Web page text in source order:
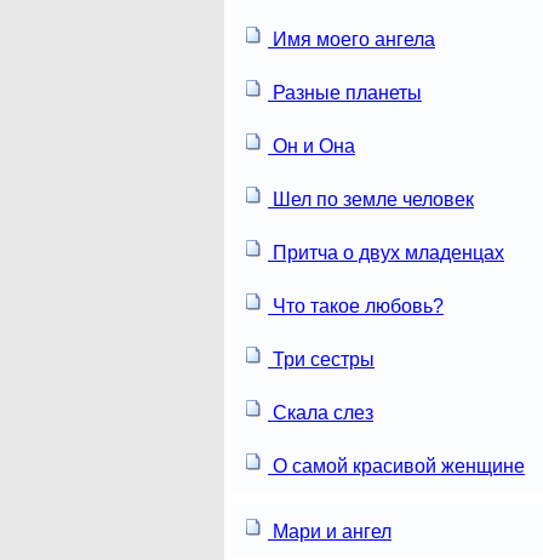
Имя моего ангела
Разные планеты
Он и Она
Шел по земле человек
Притча о двух младенцах
Что такое любовь?
Три сестры
Скала слез
О самой красивой женщине
Мари и ангел